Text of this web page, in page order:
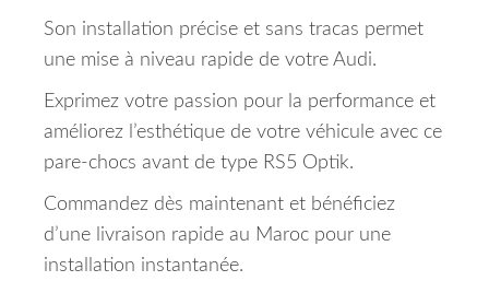
Son installation précise et sans tracas permet
une mise à niveau rapide de votre Audi.
Exprimez votre passion pour la performance et
améliorez l’esthétique de votre véhicule avec ce
pare-chocs avant de type RS5 Optik.
Commandez dès maintenant et bénéficiez
d’une livraison rapide au Maroc pour une
installation instantanée.